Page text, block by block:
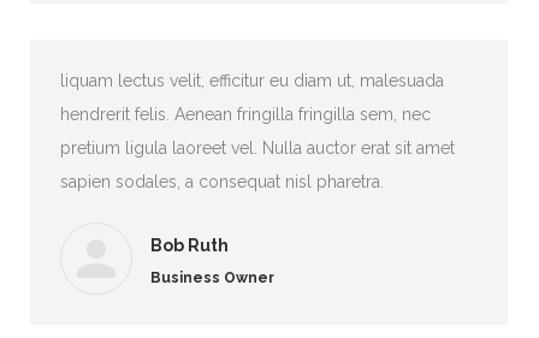
liquam lectus velit, efficitur eu diam ut, malesuada
hendrerit felis. Aenean fringilla fringilla sem, nec
pretium ligula laoreet vel. Nulla auctor erat sit amet
sapien sodales, a consequat nisl pharetra.
Bob Ruth
Business Owner